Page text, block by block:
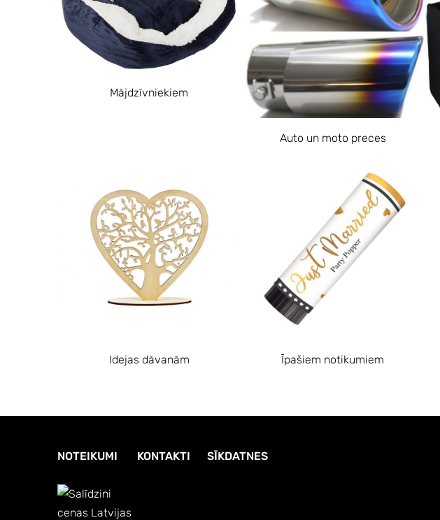
Mājdzīvniekiem
Auto un moto preces
Idejas dāvanām Īpašiem notikumiem
NOTEIKUMI KONTAKTI SĪKDATNES